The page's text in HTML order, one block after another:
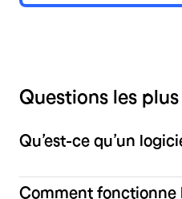
Questions les
Qu’est-ce qu’un
Comment fonctionne